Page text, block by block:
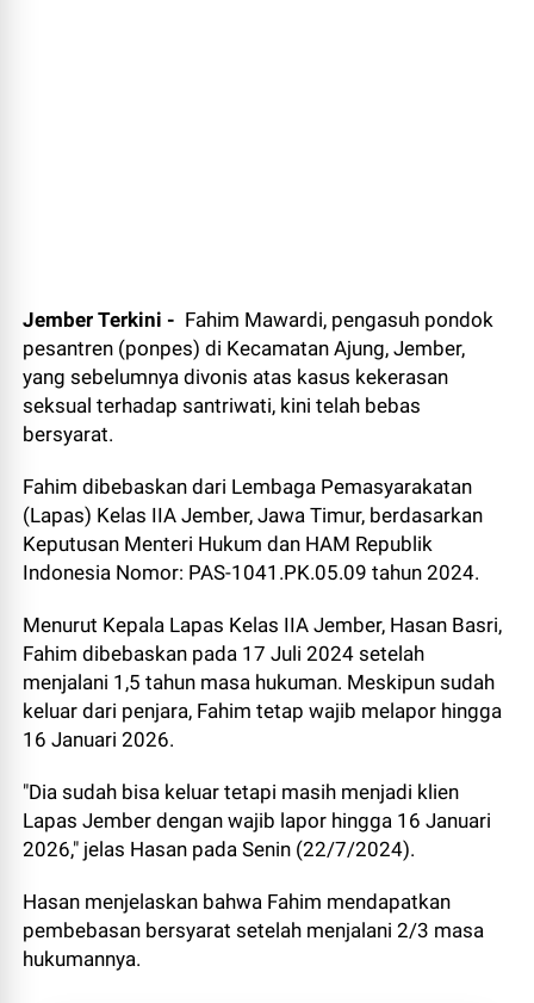
Jember Terkini - Fahim Mawardi, pengasuh pondok
pesantren (ponpes) di Kecamatan Ajung, Jember,
yang sebelumnya divonis atas kasus kekerasan
seksual terhadap santriwati, kini telah bebas
bersyarat.
Fahim dibebaskan dari Lembaga Pemasyarakatan
(Lapas) Kelas IIA Jember, Jawa Timur, berdasarkan
Keputusan Menteri Hukum dan HAM Republik
Indonesia Nomor: PAS-1041.PK.05.09 tahun 2024.
Menurut Kepala Lapas Kelas IIA Jember, Hasan Basri,
Fahim dibebaskan pada 17 Juli 2024 setelah
menjalani 1,5 tahun masa hukuman. Meskipun sudah
keluar dari penjara, Fahim tetap wajib melapor hingga
16 Januari 2026.
"Dia sudah bisa keluar tetapi masih menjadi klien
Lapas Jember dengan wajib lapor hingga 16 Januari
2026," jelas Hasan pada Senin (22/7/2024).
Hasan menjelaskan bahwa Fahim mendapatkan
pembebasan bersyarat setelah menjalani 2/3 masa
hukumannya.